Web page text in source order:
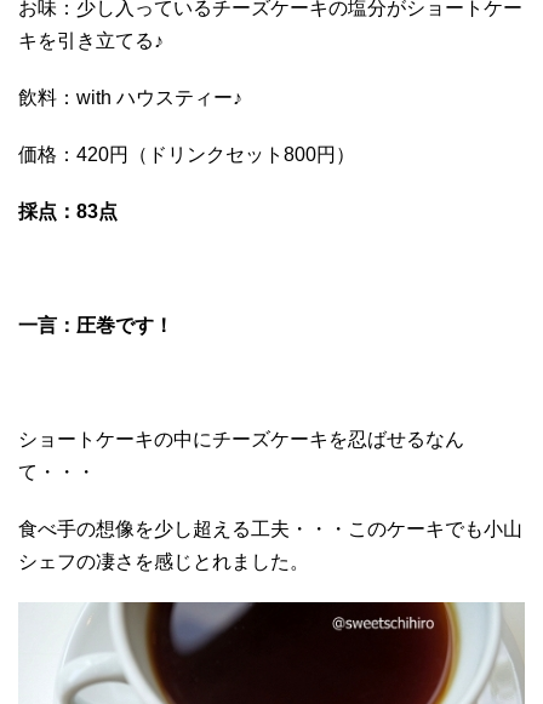
お味：少し入っているチーズケーキの塩分がショートケー
キを引き立てる♪
飲料：with ハウスティー♪
価格：420円（ドリンクセット800円）
採点：83点
一言：圧巻です！
ショートケーキの中にチーズケーキを忍ばせるなん
て・・・
食べ手の想像を少し超える工夫・・・このケーキでも小山
シェフの凄さを感じとれました。